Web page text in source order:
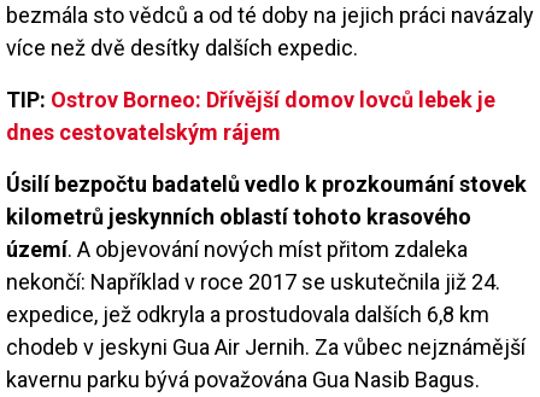
bezmála sto vědců a od té doby na jejich práci navázaly
více než dvě desítky dalších expedic.
TIP: Ostrov Borneo: Dřívější domov lovců lebek je
dnes cestovatelským rájem
Úsilí bezpočtu badatelů vedlo k prozkoumání stovek
kilometrů jeskynních oblastí tohoto krasového
území. A objevování nových míst přitom zdaleka
nekončí: Například v roce 2017 se uskutečnila již 24.
expedice, jež odkryla a prostudovala dalších 6,8 km
chodeb v jeskyni Gua Air Jernih. Za vůbec nejznámější
kavernu parku bývá považována Gua Nasib Bagus.